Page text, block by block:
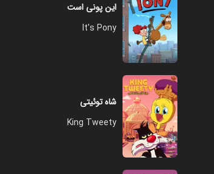
این پونی است
It's Pony
شاه توئیتی
King Tweety